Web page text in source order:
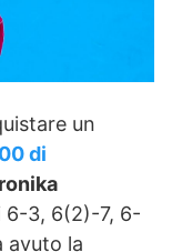
un
di
6-3, 6(2)-7, 6-
avuto la